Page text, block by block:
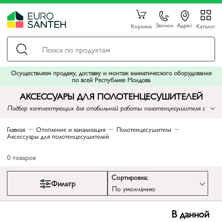
Корзина Звонок Адрес Каталог
Осуществляем продажу, доставку и монтаж климатического оборудования
по всей Республике Молдова
АКСЕССУАРЫ ДЛЯ ПОЛОТЕНЦЕСУШИТЕЛЕЙ
Подбор комплектующих для стабильной работы полотенцесушителя с
Главная Отопление и канализация Полотенцесушители
Аксессуары для полотенцесушителей
0 товаров
Фильтр
Сортировка:
По умолчанию
В данной